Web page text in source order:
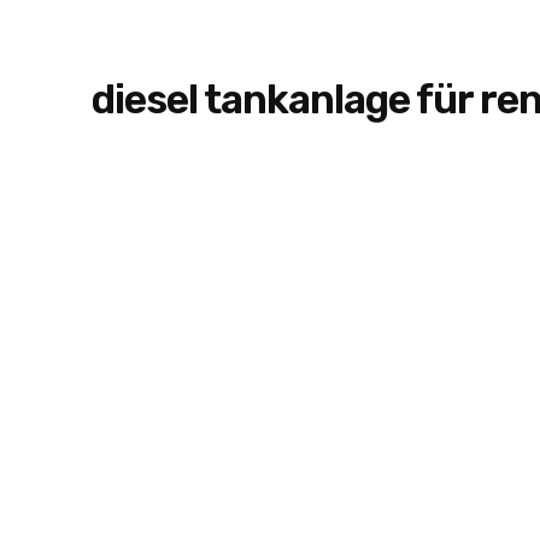
diesel tankanlage für